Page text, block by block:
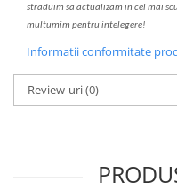
straduim sa actualizam in cel mai
multumim pentru intelegere!
Informatii conformitate
Review-uri(0)